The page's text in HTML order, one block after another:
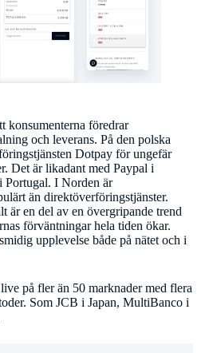
konsumenterna föredrar
och leverans. På den polska
Dotpay för ungefär
Det är likadant med Paypal i
I Norden är
än direktöverföringstjänster.
är en del av en övergripande trend
förväntningar hela tiden ökar.
upplevelse både på nätet och i
på fler än 50 marknader med flera
Som JCB i Japan, MultiBanco i